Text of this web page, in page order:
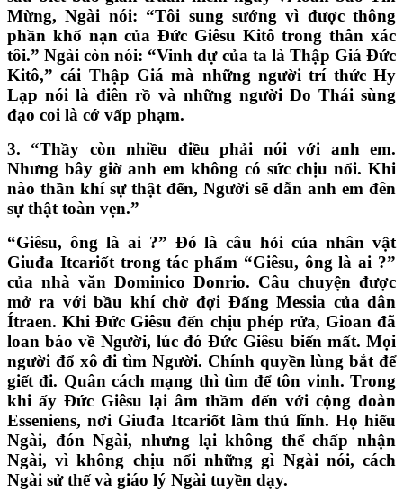
Mừng, Ngài nói: “Tôi sung sướng vì được thông
phần khổ nạn của Đức Giêsu Kitô trong thân xác
tôi.” Ngài còn nói: “Vinh dự của ta là Thập Giá Đức
Kitô,” cái Thập Giá mà những người trí thức Hy
Lạp nói là điên rồ và những người Do Thái sùng
đạo coi là cớ vấp phạm.
3. “Thầy còn nhiều điều phải nói với anh em.
Nhưng bây giờ anh em không có sức chịu nổi. Khi
nào thần khí sự thật đến, Người sẽ dẫn anh em đên
sự thật toàn vẹn.”
“Giêsu, ông là ai ?” Đó là câu hỏi của nhân vật
Giuđa Itcariốt trong tác phẩm “Giêsu, ông là ai ?”
của nhà văn Dominico Donrio. Câu chuyện được
mở ra với bầu khí chờ đợi Đấng Messia của dân
Ítraen. Khi Đức Giêsu đến chịu phép rửa, Gioan đã
loan báo về Người, lúc đó Đức Giêsu biến mất. Mọi
người đổ xô đi tìm Người. Chính quyền lùng bắt để
giết đi. Quân cách mạng thì tìm để tôn vinh. Trong
khi ấy Đức Giêsu lại âm thầm đến với cộng đoàn
Esseniens, nơi Giuđa Itcariốt làm thủ lĩnh. Họ hiểu
Ngài, đón Ngài, nhưng lại không thể chấp nhận
Ngài, vì không chịu nổi những gì Ngài nói, cách
Ngài sử thế và giáo lý Ngài tuyền dạy.